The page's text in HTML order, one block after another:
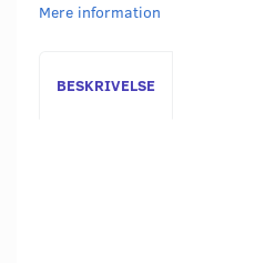
Mere information
BESKRIVELSE